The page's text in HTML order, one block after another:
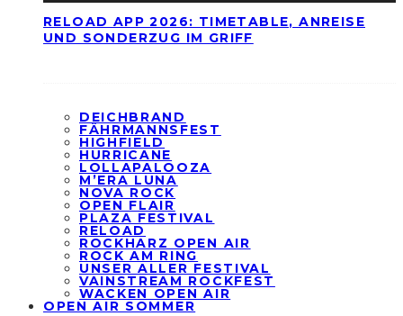
RELOAD APP 2026: TIMETABLE, ANREISE
UND SONDERZUG IM GRIFF
DEICHBRAND
FÄHRMANNSFEST
HIGHFIELD
HURRICANE
LOLLAPALOOZA
M’ERA LUNA
NOVA ROCK
OPEN FLAIR
PLAZA FESTIVAL
RELOAD
ROCKHARZ OPEN AIR
ROCK AM RING
UNSER ALLER FESTIVAL
VAINSTREAM ROCKFEST
WACKEN OPEN AIR
OPEN AIR SOMMER